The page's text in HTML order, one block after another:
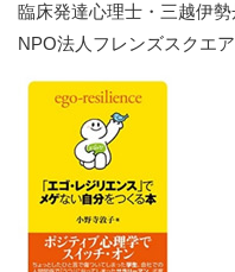
臨床発達心理士・三越伊
NPO法人フレンズスクエ